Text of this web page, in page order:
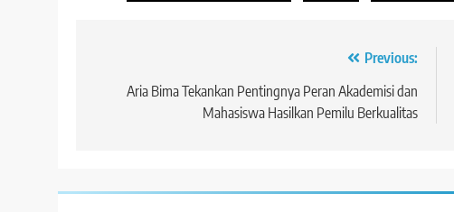
Previous:
Aria Bima Tekankan Pentingnya Peran Akademisi dan
Mahasiswa Hasilkan Pemilu Berkualitas